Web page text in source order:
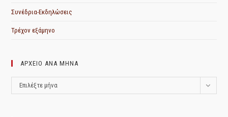
Συνέδρια-Εκδηλώσεις
Τρέχον εξάμηνο
ΑΡΧΕΙΟ ΑΝΑ ΜΗΝΑ
ΑΡΧΕΙΟ
ΑΝΑ
Επιλέξτε μήνα